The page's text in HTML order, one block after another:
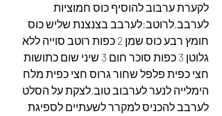
לקערת ערבוב להוסיף כוס חמוציות
לערבב,לרוטב:לערבב בצנצנת שליש כוס
חומץ רבע כוס שמן 2 כפות רוטב סוייה ללא
גלוטן 3 כפות סוכר חום 3 שיני שום כתושות
חצי כפית פלפל שחור גרוס חצי כפית מלח
הימלייה לנער לערבוב טוב,לצקת על הסלט
לערבב להכניס למקרר לשעתיים לספיגת